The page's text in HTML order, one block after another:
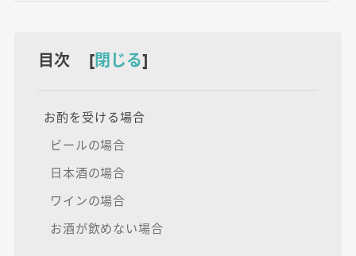
目次 [閉じる]
お酌を受ける場合
ビールの場合
日本酒の場合
ワインの場合
お酒が飲めない場合